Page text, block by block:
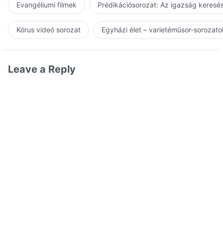
Evangéliumi filmek Prédikációsorozat: Az igazság
Kórus videó sorozat Egyházi élet – varietéműsor-
Leave a Reply